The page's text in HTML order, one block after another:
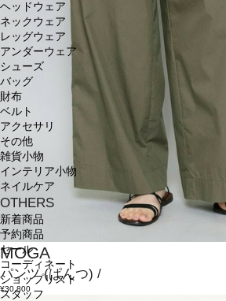
ヘッドウェア
ネックウェア
レッグウェア
アンダーウェア
シューズ
バッグ
財布
ベルト
アクセサリ
その他
雑貨小物
インテリア小物
ネイルケア
OTHERS
新着商品
予約商品
セール
コーディネート
ショップリスト
スタッフ
MOGA
パンツ(ぱんつ) /
¥30,800